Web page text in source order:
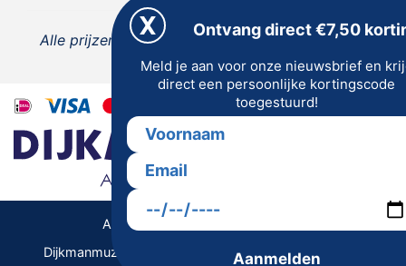
Alle prijzen zijn inclusief 21% BTW, tenzij anders
vermeld.
Dijkmanmuziek 2026 © | Alle rechten voorbehouden
Algemene Voorwaarden | Privacy
Ontvang direct €7,50
Meld je aan voor onze nieuwsbrief en
direct een persoonlijke kortingscode
toegestuurd!
Aanmelden